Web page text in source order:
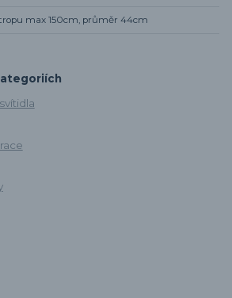
max 150cm, průměr 44cm